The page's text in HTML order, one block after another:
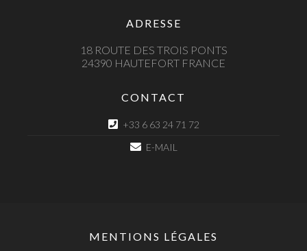
ADRESSE
18 ROUTE DES TROIS PONTS
24390 HAUTEFORT FRANCE
CONTACT
+33 6 63 24 71 72
E-MAIL
MENTIONS LÉGALES